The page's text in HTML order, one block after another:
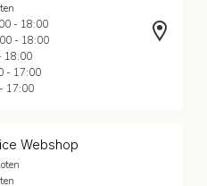
- 18:00
- 18:00
18:00
- 17:00
17:00
Webshop